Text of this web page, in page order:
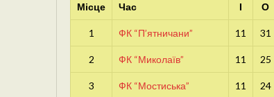
Місце Час І О
1 ФК “П’ятничани” 11 31
2 ФК “Миколаїв” 11 25
3 ФК “Мостиська” 11 24